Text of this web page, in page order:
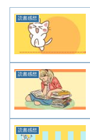
読書感想
読書感想
読書感想